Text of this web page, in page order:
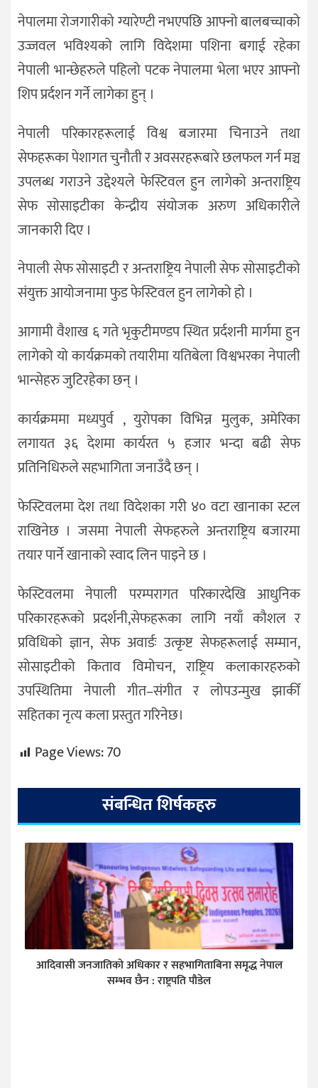
नेपालमा रोजगारीको ग्यारेण्टी नभएपछि आफ्नो बालबच्चाको
उज्जवल भविश्यको लागि विदेशमा पशिना बगाई रहेका
नेपाली भान्छेहरुले पहिलो पटक नेपालमा भेला भएर आफ्नो
शिप प्रर्दशन गर्ने लागेका हुन् ।
नेपाली परिकारहरूलाई विश्व बजारमा चिनाउने तथा
सेफहरूका पेशागत चुनौती र अवसरहरूबारे छलफल गर्न मञ्च
उपलब्ध गराउने उद्देश्यले फेस्टिवल हुन लागेको अन्तराष्ट्रिय
सेफ सोसाइटीका केन्द्रीय संयोजक अरुण अधिकारीले
जानकारी दिए ।
नेपाली सेफ सोसाइटी र अन्तराष्ट्रिय नेपाली सेफ सोसाइटीको
संयुक्त आयोजनामा फुड फेस्टिवल हुन लागेको हो ।
आगामी वैशाख ६ गते भृकुटीमण्डप स्थित प्रर्दशनी मार्गमा हुन
लागेको यो कार्यक्रमको तयारीमा यतिबेला विश्वभरका नेपाली
भान्सेहरु जुटिरहेका छन् ।
कार्यक्रममा मध्यपुर्व , युरोपका विभिन्न मुलुक, अमेरिका
लगायत ३६ देशमा कार्यरत ५ हजार भन्दा बढी सेफ
प्रतिनिधिरुले सहभागिता जनाउँदै छन् ।
फेस्टिवलमा देश तथा विदेशका गरी ४० वटा खानाका स्टल
राखिनेछ । जसमा नेपाली सेफहरुले अन्तराष्ट्रिय बजारमा
तयार पार्ने खानाको स्वाद लिन पाइने छ ।
फेस्टिवलमा नेपाली परम्परागत परिकारदेखि आधुनिक
परिकारहरूको प्रदर्शनी,सेफहरूका लागि नयाँ कौशल र
प्रविधिको ज्ञान, सेफ अवार्डः उत्कृष्ट सेफहरूलाई सम्मान,
सोसाइटीको किताव विमोचन, राष्ट्रिय कलाकारहरुको
उपस्थितिमा नेपाली गीत–संगीत र लोपउन्मुख झाकीँ
सहितका नृत्य कला प्रस्तुत गरिनेछ।
Page Views:70
संबन्धित शिर्षकहरु
आदिवासी जनजातिको अधिकार र सहभागिताबिना समृद्ध नेपाल
सम्भव छैन : राष्ट्रपति पौडेल